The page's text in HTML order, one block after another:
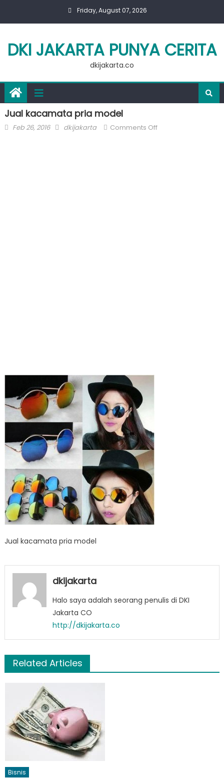
Friday, August 07, 2026
DKI JAKARTA PUNYA CERITA
dkijakarta.co
Jual kacamata pria model
Posted
Feb 26, 2016 Author
dkijakarta Comments Offon
Jual kacamata pria model
dkijakarta
Halo saya adalah seorang penulis di DKI
Jakarta CO
http://dkijakarta.co
Related Articles
Bisnis